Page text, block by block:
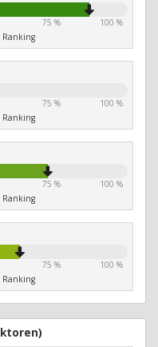
75 %
100 %
Ranking
75 %
100 %
Ranking
75 %
100 %
Ranking
75 %
100 %
Ranking